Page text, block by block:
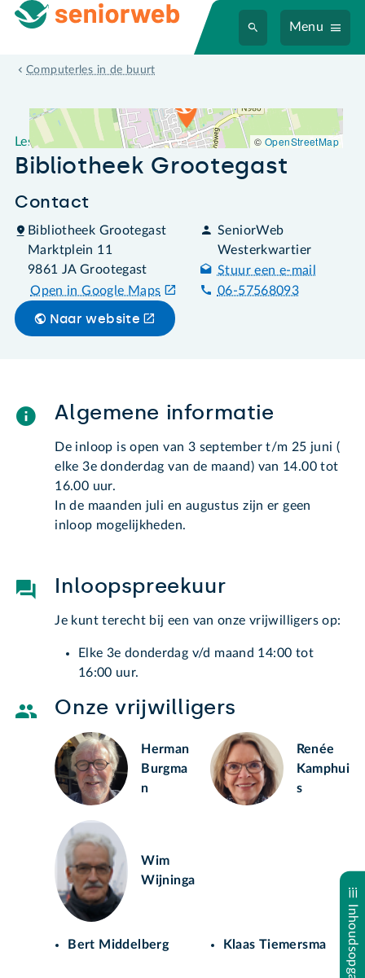
Menu
Computerles in de buurt
Leslocatie Bibliotheek Grootegast
Leslocatie
Bibliotheek Grootegast
Contact
Bibliotheek Grootegast
Marktplein 11
9861 JA Grootegast
Open in Google Maps
SeniorWeb
Westerkwartier
Stuur een e-mail
06-57568093
Naar website
©OpenStreetMap
Inhoudsopgave
Algemene informatie
De inloop is open van 3 september t/m 25 juni (
elke 3e donderdag van de maand) van 14.00 tot
16.00 uur.
In de maanden juli en augustus zijn er geen
inloop mogelijkheden.
Inloopspreekuur
Je kunt terecht bij een van onze vrijwilligers op:
Elke 3e donderdag v/d maand 14:00 tot
16:00 uur.
Onze vrijwilligers
Herman
Burgma
n
Renée
Kamphui
s
Wim
Wijninga
Bert Middelberg Klaas Tiemersma